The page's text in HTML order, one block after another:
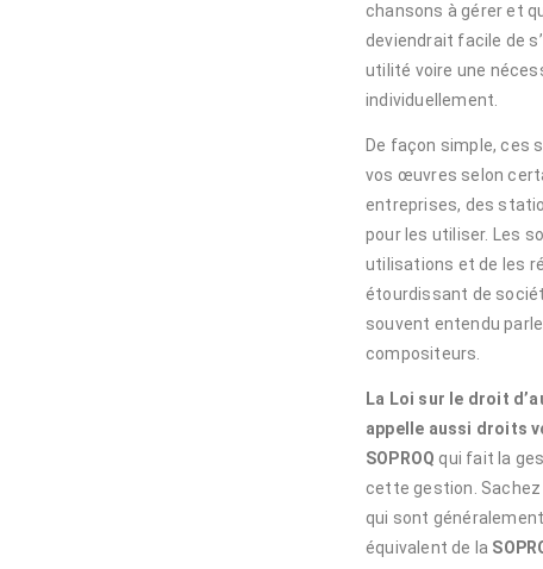
chansons à gérer et
deviendrait facile de
utilité voire une
individuellement.
De façon simple, ces
vos œuvres selon
entreprises, des
pour les utiliser. Les
utilisations et de les
étourdissant de
souvent entendu
compositeurs.
La Loi sur le droit
appelle aussi droits
SOPROQ qui fait la
cette gestion.
qui sont
équivalent de la